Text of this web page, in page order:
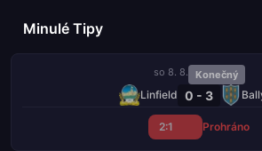
Minulé Tipy
so 8. 8. Konečný
Linfield 0 - 3
2:1 Prohráno